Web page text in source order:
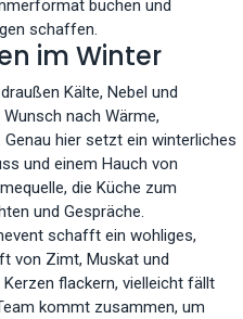
buchen und
schaffen.
im Winter
Kälte, Nebel und
nach Wärme,
hier setzt ein winterliches
und einem Hauch von
die Küche zum
und Gespräche.
schafft ein wohliges,
von Zimt, Muskat und
flackern, vielleicht fällt
kommt zusammen, um